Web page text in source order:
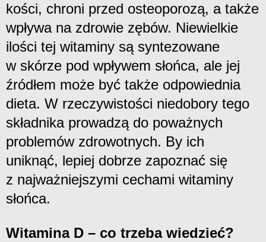
kości, chroni przed osteoporozą, a także
wpływa na zdrowie zębów. Niewielkie
ilości tej witaminy są syntezowane
w skórze pod wpływem słońca, ale jej
źródłem może być także odpowiednia
dieta. W rzeczywistości niedobory tego
składnika prowadzą do poważnych
problemów zdrowotnych. By ich
uniknąć, lepiej dobrze zapoznać się
z najważniejszymi cechami witaminy
słońca.
Witamina D – co trzeba wiedzieć?